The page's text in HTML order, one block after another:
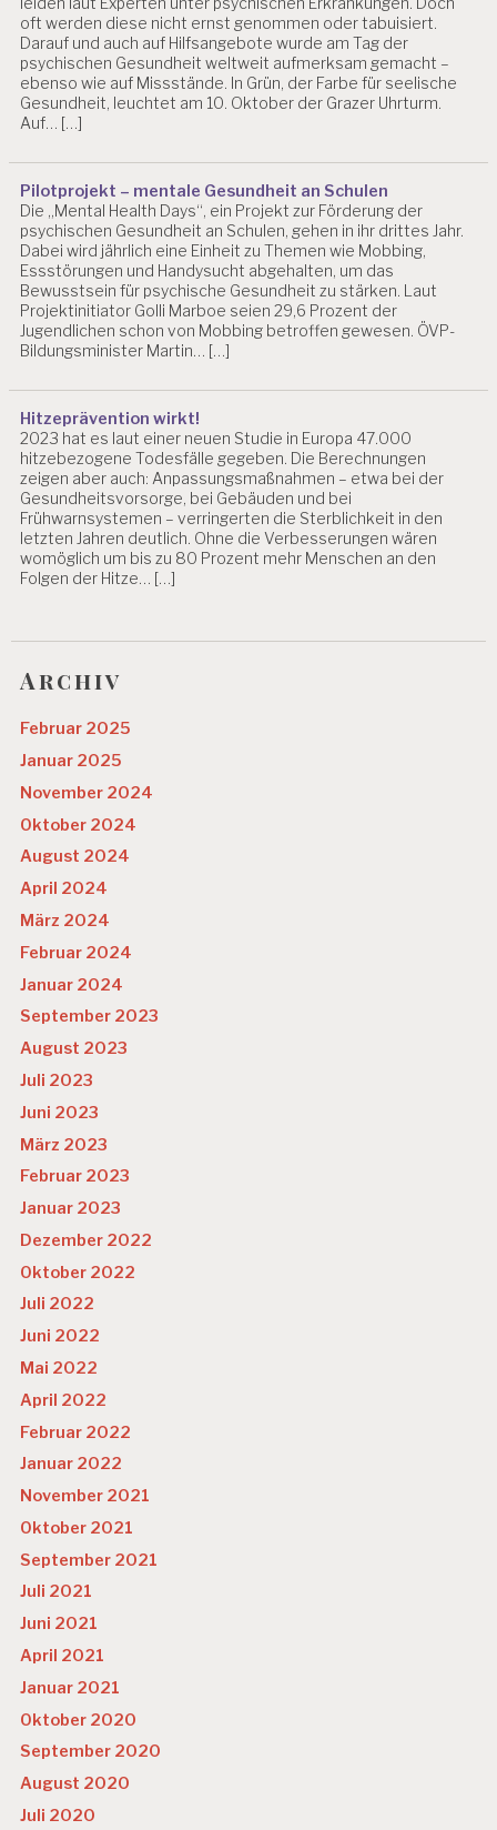
oft werden diese nicht ernst genommen oder tabuisiert.
Darauf und auch auf Hilfsangebote wurde am Tag der
psychischen Gesundheit weltweit aufmerksam gemacht –
ebenso wie auf Missstände. In Grün, der Farbe für seelische
Gesundheit, leuchtet am 10. Oktober der Grazer Uhrturm.
Auf… […]
Pilotprojekt – mentale Gesundheit an Schulen
Die „Mental Health Days“, ein Projekt zur Förderung der
psychischen Gesundheit an Schulen, gehen in ihr drittes Jahr.
Dabei wird jährlich eine Einheit zu Themen wie Mobbing,
Essstörungen und Handysucht abgehalten, um das
Bewusstsein für psychische Gesundheit zu stärken. Laut
Projektinitiator Golli Marboe seien 29,6 Prozent der
Jugendlichen schon von Mobbing betroffen gewesen. ÖVP-
Bildungsminister Martin… […]
Hitzeprävention wirkt!
2023 hat es laut einer neuen Studie in Europa 47.000
hitzebezogene Todesfälle gegeben. Die Berechnungen
zeigen aber auch: Anpassungsmaßnahmen – etwa bei der
Gesundheitsvorsorge, bei Gebäuden und bei
Frühwarnsystemen – verringerten die Sterblichkeit in den
letzten Jahren deutlich. Ohne die Verbesserungen wären
womöglich um bis zu 80 Prozent mehr Menschen an den
Folgen der Hitze… […]
Archiv
Februar 2025
Januar 2025
November 2024
Oktober 2024
August 2024
April 2024
März 2024
Februar 2024
Januar 2024
September 2023
August 2023
Juli 2023
Juni 2023
März 2023
Februar 2023
Januar 2023
Dezember 2022
Oktober 2022
Juli 2022
Juni 2022
Mai 2022
April 2022
Februar 2022
Januar 2022
November 2021
Oktober 2021
September 2021
Juli 2021
Juni 2021
April 2021
Januar 2021
Oktober 2020
September 2020
August 2020
Juli 2020